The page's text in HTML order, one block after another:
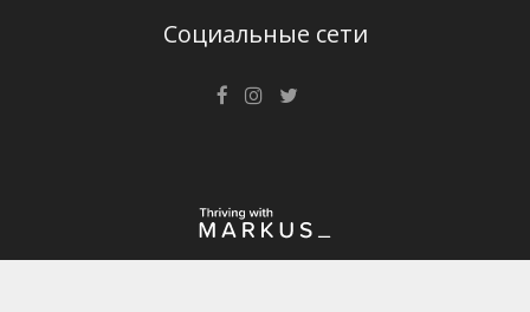
Социальные сети